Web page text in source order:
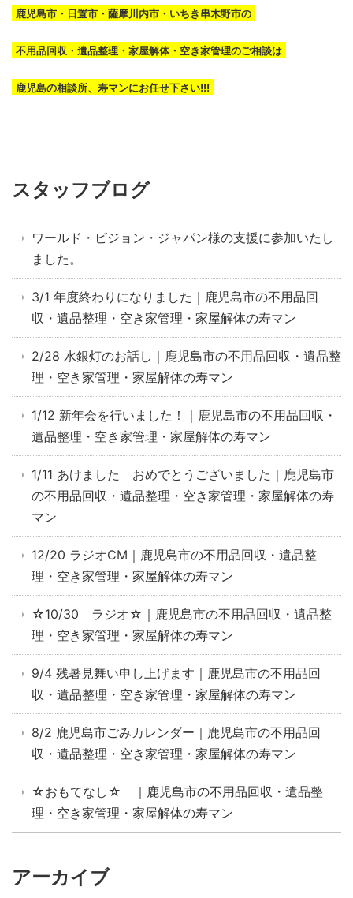
鹿児島市・日置市・薩摩川内市・いちき串木野市の
不用品回収・遺品整理・家屋解体・空き家管理のご相談は
鹿児島の相談所、寿マンにお任せ下さい!!!
スタッフブログ
ワールド・ビジョン・ジャパン様の支援に参加いたし
ました。
3/1 年度終わりになりました｜鹿児島市の不用品回
収・遺品整理・空き家管理・家屋解体の寿マン
2/28 水銀灯のお話し｜鹿児島市の不用品回収・遺品整
理・空き家管理・家屋解体の寿マン
1/12 新年会を行いました！｜鹿児島市の不用品回収・
遺品整理・空き家管理・家屋解体の寿マン
1/11 あけました おめでとうございました｜鹿児島市
の不用品回収・遺品整理・空き家管理・家屋解体の寿
マン
12/20 ラジオCM｜鹿児島市の不用品回収・遺品整
理・空き家管理・家屋解体の寿マン
☆10/30 ラジオ☆｜鹿児島市の不用品回収・遺品整
理・空き家管理・家屋解体の寿マン
9/4 残暑見舞い申し上げます｜鹿児島市の不用品回
収・遺品整理・空き家管理・家屋解体の寿マン
8/2 鹿児島市ごみカレンダー｜鹿児島市の不用品回
収・遺品整理・空き家管理・家屋解体の寿マン
☆おもてなし☆ ｜鹿児島市の不用品回収・遺品整
理・空き家管理・家屋解体の寿マン
アーカイブ